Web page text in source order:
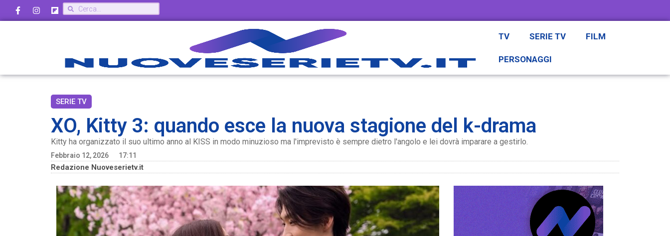
TV SERIE TV FILM
PERSONAGGI
SERIE TV
XO, Kitty 3: quando esce la nuova stagione del k-drama
Kitty ha organizzato il suo ultimo anno al KISS in modo minuzioso ma l'imprevisto è sempre dietro l'angolo e lei dovrà imparare a gestirlo.
Febbraio 12, 2026 17:11
Redazione Nuoveserietv.it